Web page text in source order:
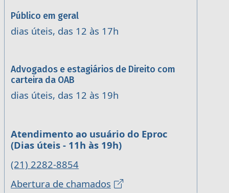
Público em geral
dias úteis, das 12 às 17h
Advogados e estagiários de Direito com
carteira da OAB
dias úteis, das 12 às 19h
Atendimento ao usuário do Eproc
(Dias úteis - 11h às 19h)
(21) 2282-8854
Abertura de chamados